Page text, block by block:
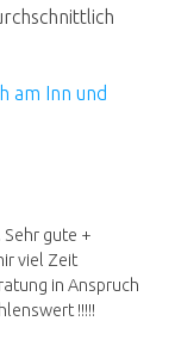
am Inn und
gute +
viel Zeit
in Anspruch
!!!!!